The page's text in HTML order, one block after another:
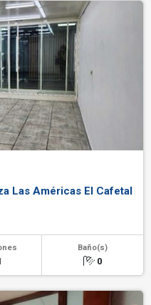
Las Américas El Cafetal
Baño(s)
0